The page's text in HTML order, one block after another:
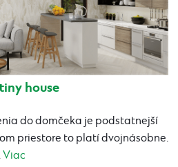
house
do domčeka je podstatnejší
priestore to platí dvojnásobne.
Viac